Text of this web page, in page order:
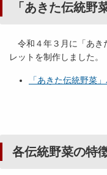
「あきた伝統野
令和４年３月に「あき
レットを制作しました。
「あきた伝統野菜
各伝統野菜の特